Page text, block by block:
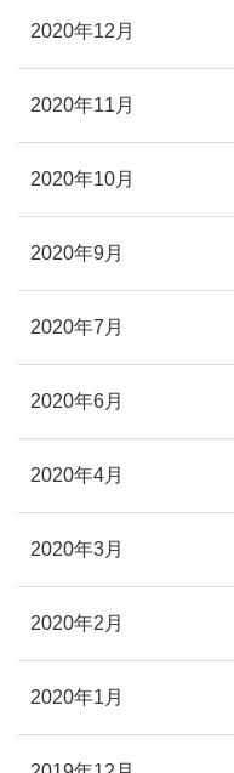
2020年12月
2020年11月
2020年10月
2020年9月
2020年7月
2020年6月
2020年4月
2020年3月
2020年2月
2020年1月